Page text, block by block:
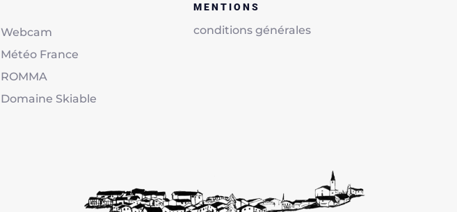
Webcam
Météo France
ROMMA
Domaine Skiable
MENTIONS
conditions générales